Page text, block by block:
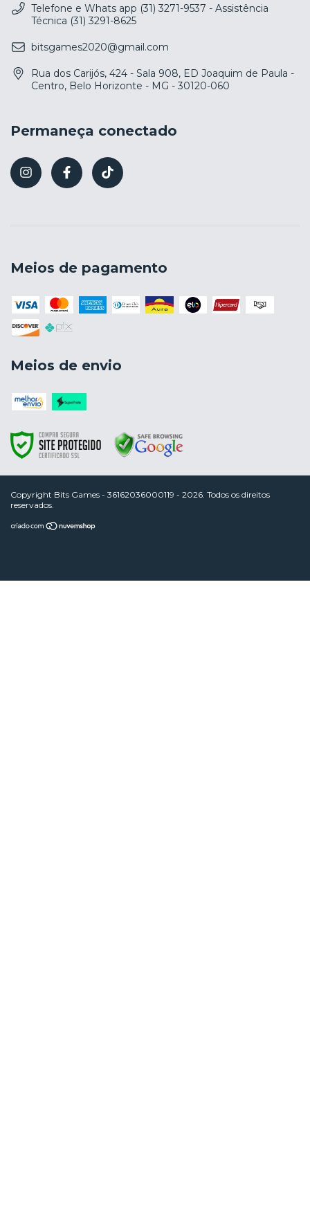
Telefone e Whats app (31) 3271-9537 - Assistência
Técnica (31) 3291-8625
bitsgames2020@gmail.com
Rua dos Carijós, 424 - Sala 908, ED Joaquim de Paula -
Centro, Belo Horizonte - MG - 30120-060
Permaneça conectado
Meios de pagamento
Meios de envio
Copyright Bits Games - 36162036000119 - 2026. Todos os direitos
reservados.